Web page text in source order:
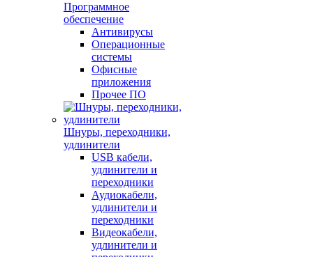
Программное
обеспечение
Антивирусы
Операционные
системы
Офисные
приложения
Прочее ПО
Шнуры, переходники,
удлинители
USB кабели,
удлинители и
переходники
Аудиокабели,
удлинители и
переходники
Видеокабели,
удлинители и